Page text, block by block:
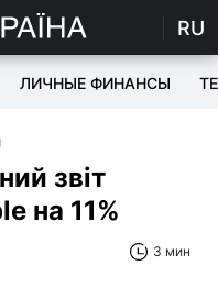
RU
ЛИЧНЫЕ ФИНАНСЫ
звіт
на 11%
3 мин